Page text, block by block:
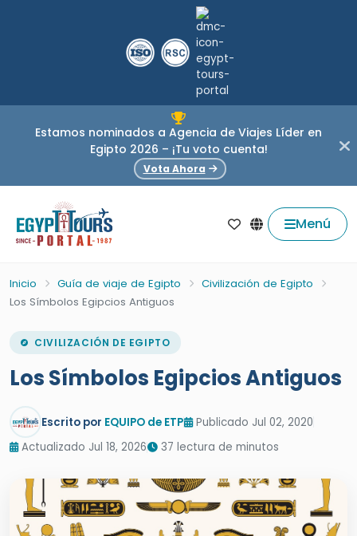
Estamos nominados a Agencia de Viajes Líder en
Egipto 2026 – ¡Tu voto cuenta!
Vota Ahora
Menú
Inicio Guía de viaje de Egipto
Civilización de Egipto
Los Símbolos Egipcios Antiguos
CIVILIZACIÓN DE EGIPTO
Los Símbolos Egipcios Antiguos
Escrito por EQUIPO de ETP
Publicado Jul 02, 2020
Actualizado Jul 18, 2026
37 lectura de minutos